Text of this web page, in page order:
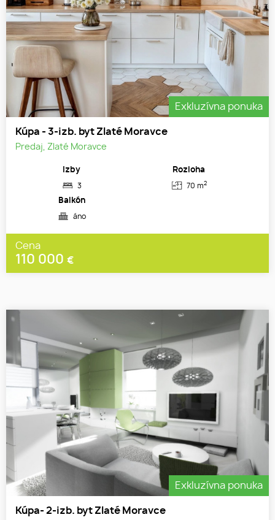
Exkluzívna ponuka
Kúpa - 3-izb. byt Zlaté Moravce
Predaj, Zlaté Moravce
Izby
3
Rozloha
70 m2
Balkón
áno
Cena
110 000 €
Exkluzívna ponuka
Kúpa- 2-izb. byt Zlaté Moravce